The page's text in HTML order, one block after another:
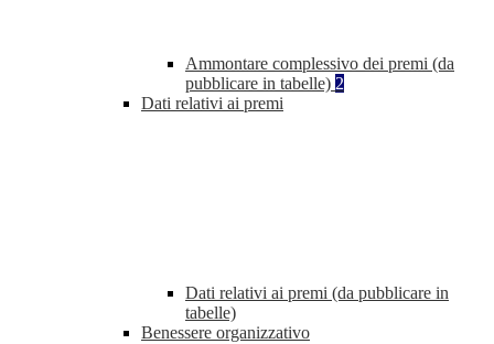
Ammontare complessivo dei premi (da
pubblicare in tabelle) 2
Dati relativi ai premi
Dati relativi ai premi (da pubblicare in
tabelle)
Benessere organizzativo